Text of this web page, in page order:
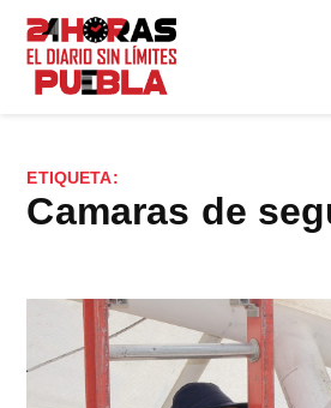
Saltar
contenido
ETIQUETA:
camaras de